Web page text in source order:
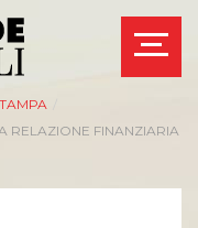
RELAZIONE FINANZIARIA